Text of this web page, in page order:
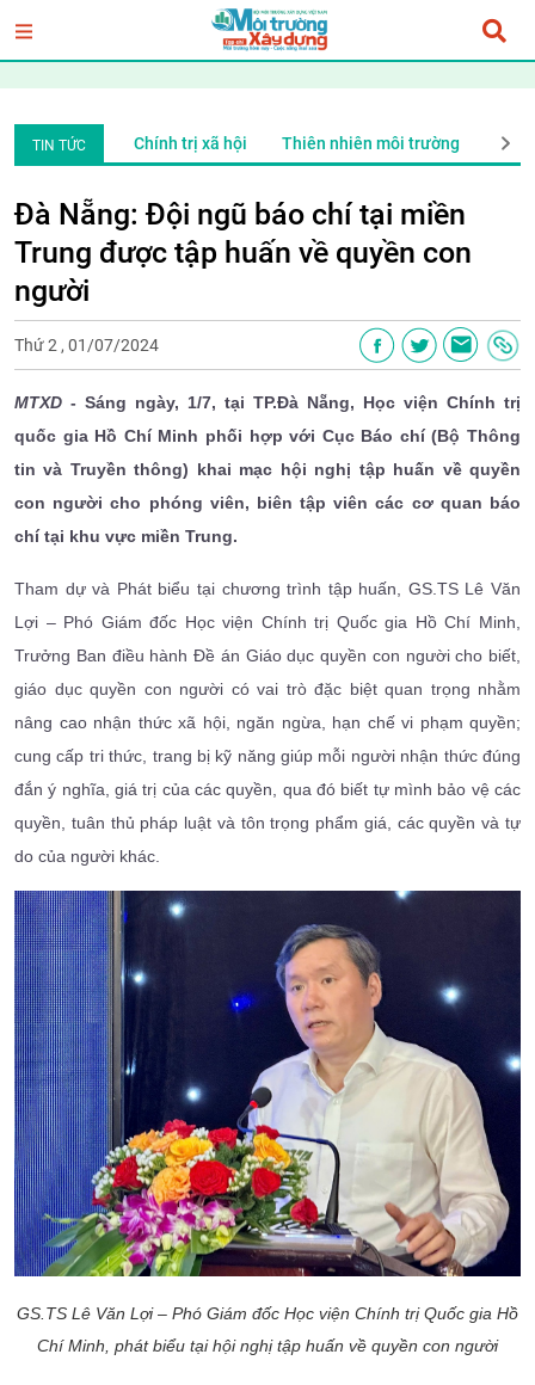
TIN TỨC
Xã Hội Chính trị xã hội Thiên nhiên môi trường Xã
Đà Nẵng: Đội ngũ báo chí tại miền
Trung được tập huấn về quyền con
người
Thứ 2 , 01/07/2024
MTXD - Sáng ngày, 1/7, tại TP.Đà Nẵng, Học viện Chính trị
quốc gia Hồ Chí Minh phối hợp với Cục Báo chí (Bộ Thông
tin và Truyền thông) khai mạc hội nghị tập huấn về quyền
con người cho phóng viên, biên tập viên các cơ quan báo
chí tại khu vực miền Trung.
Tham dự và Phát biểu tại chương trình tập huấn, GS.TS Lê Văn
Lợi – Phó Giám đốc Học viện Chính trị Quốc gia Hồ Chí Minh,
Trưởng Ban điều hành Đề án Giáo dục quyền con người cho biết,
giáo dục quyền con người có vai trò đặc biệt quan trọng nhằm
nâng cao nhận thức xã hội, ngăn ngừa, hạn chế vi phạm quyền;
cung cấp tri thức, trang bị kỹ năng giúp mỗi người nhận thức đúng
đắn ý nghĩa, giá trị của các quyền, qua đó biết tự mình bảo vệ các
quyền, tuân thủ pháp luật và tôn trọng phẩm giá, các quyền và tự
do của người khác.
GS.TS Lê Văn Lợi – Phó Giám đốc Học viện Chính trị Quốc gia Hồ
Chí Minh, phát biểu tại hội nghị tập huấn về quyền con người